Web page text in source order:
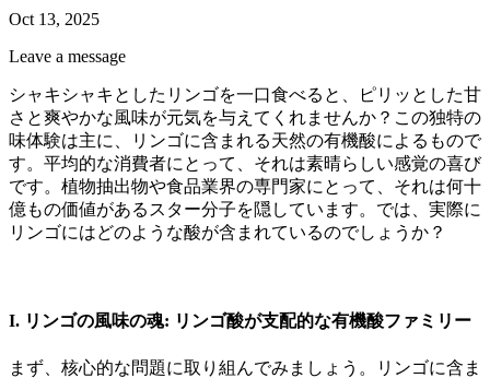
Oct 13, 2025
Leave a message
シャキシャキとしたリンゴを一口食べると、ピリッとした甘
さと爽やかな風味が元気を与えてくれませんか？この独特の
味体験は主に、リンゴに含まれる天然の有機酸によるもので
す。平均的な消費者にとって、それは素晴らしい感覚の喜び
です。植物抽出物や食品業界の専門家にとって、それは何十
億もの価値があるスター分子を隠しています。では、実際に
リンゴにはどのような酸が含まれているのでしょうか？
I. リンゴの風味の魂: リンゴ酸が支配的な有機酸ファミリー
まず、核心的な問題に取り組んでみましょう。リンゴに含ま